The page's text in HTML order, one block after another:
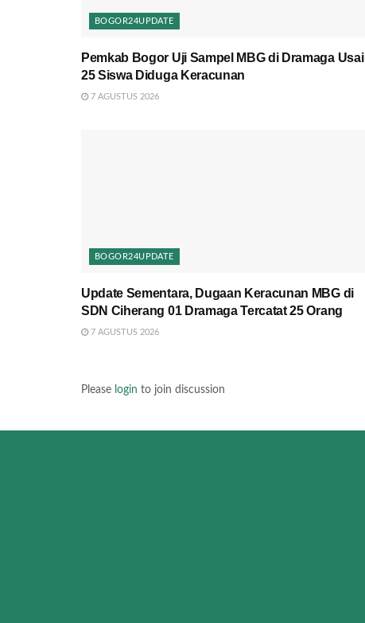
BOGOR24UPDATE
Pemkab Bogor Uji Sampel MBG di Dramaga Usai
25 Siswa Diduga Keracunan
7 AGUSTUS 2026
BOGOR24UPDATE
Update Sementara, Dugaan Keracunan MBG di
SDN Ciherang 01 Dramaga Tercatat 25 Orang
7 AGUSTUS 2026
Please login to join discussion